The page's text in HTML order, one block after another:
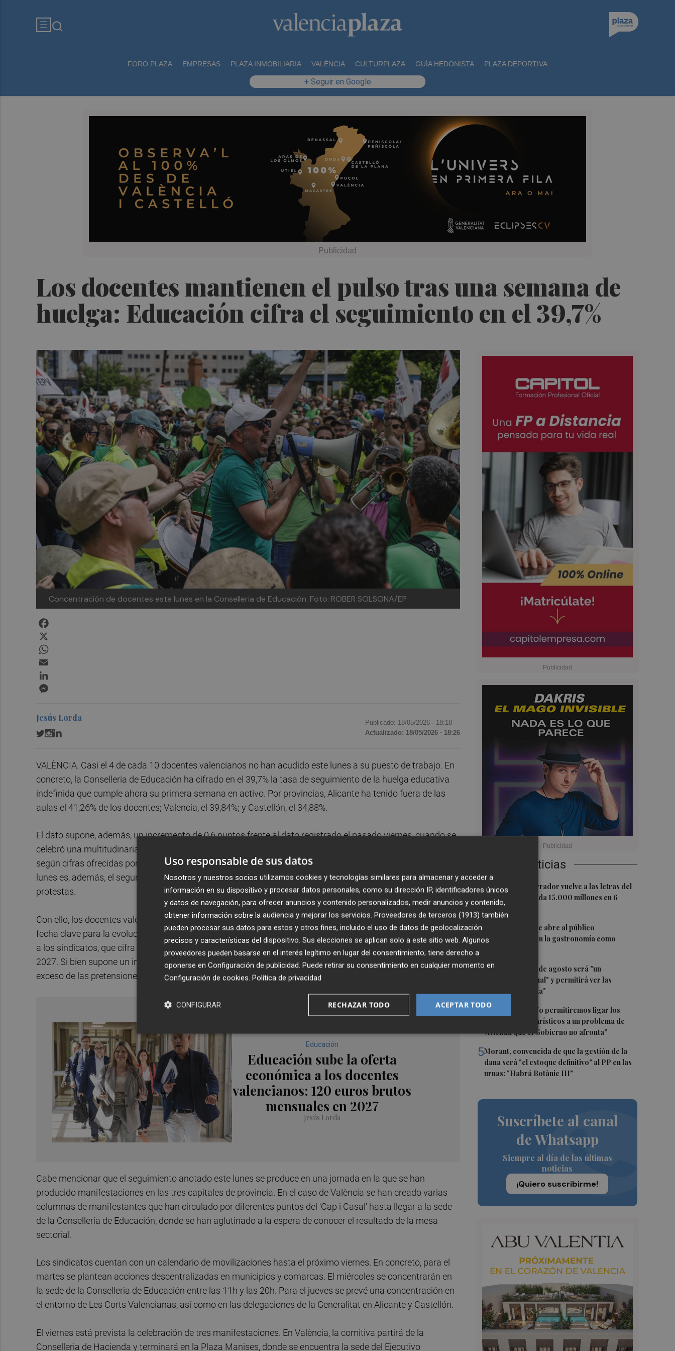
FORO PLAZA EMPRESAS PLAZA INMOBILIARIA VALÈNCIA CULTURPLAZA GUÍA HEDONISTA PLAZA DEPORTIVA
+ Seguir en Google
Los docentes mantienen el pulso tras una semana de
huelga: Educación cifra el seguimiento en el 39,7%
Concentración de docentes este lunes en la Conselleria de Educación. Foto: ROBER SOLSONA/EP
Últimas Noticias
1 El pequeño ahorrador vuelve a las letras del
Tesoro y demanda 15.000 millones en 6
meses
2
El oleoturismo se abre al público
internacional con la gastronomía como
3 El eclipse del 12 de agosto será "un
espectáculo visual" y permitirá ver las
perseidas "de día"
4Marián Cano: "No permitiremos ligar los
apartamentos turísticos a un problema de
vivienda que el Gobierno no afronta"
5Morant, convencida de que la gestión de la
dana será "el estoque definitivo" al PP en las
urnas: "Habrá Botànic III"
Suscríbete al canal
de Whatsapp
Siempre al día de las últimas
noticias
¡Quiero suscribirme!
Jesús Lorda Publicado: 18/05/2026 · 18:18
Actualizado: 18/05/2026 · 18:26
VALÈNCIA. Casi el 4 de cada 10 docentes valencianos no han acudido este lunes a su puesto de trabajo. En
concreto, la Conselleria de Educación ha cifrado en el 39,7% la tasa de seguimiento de la huelga educativa
indefinida que cumple ahora su primera semana en activo. Por provincias, Alicante ha tenido fuera de las
aulas el 41,26% de los docentes; Valencia, el 39,84%; y Castellón, el 34,88%.
El dato supone, además, un incremento de 0,6 puntos frente al dato registrado el pasado viernes, cuando se
celebró una multitudinaria manifestación en la ciudad de València que contó con más de 35.000 asistentes,
según cifras ofrecidas por la Delegación del Gobierno en la Comunitat Valenciana. El registro de este
lunes es, además, el segundo más elevado en lo que va de huelga, solo por detrás del primer día de
protestas.
Con ello, los docentes valencianos mantienen el pulso sobre la conselleria que dirigeCarmen Ortíen una
fecha clave para la evolución de esta situación. La Generalitat ha planteado este lunes una nueva propuesta
a los sindicatos, que cifra en 120 euros mensuales la subida salarial, a aplicar en dos tandas: enero y julio de
2027. Si bien supone un incremento de 45 euros frente a lo planteado hace 10 días, todavía se aleja en
exceso de las pretensiones iniciales planteadas por todos los sindicatos.
Educación
Educación sube la oferta
económica a los docentes
valencianos: 120 euros brutos
mensuales en 2027
Jesús Lorda
Cabe mencionar que el seguimiento anotado este lunes se produce en una jornada en la que se han
producido manifestaciones en las tres capitales de provincia. En el caso de València se han creado varias
columnas de manifestantes que han circulado por diferentes puntos del 'Cap i Casal' hasta llegar a la sede
de la Conselleria de Educación, donde se han aglutinado a la espera de conocer el resultado de la mesa
sectorial.
Los sindicatos cuentan con un calendario de movilizaciones hasta el próximo viernes. En concreto, para el
martes se plantean acciones descentralizadas en municipios y comarcas. El miércoles se concentrarán en
la sede de la Conselleria de Educación entre las 11h y las 20h. Para el jueves se prevé una concentración en
el entorno de Les Corts Valencianas, así como en las delegaciones de la Generalitat en Alicante y Castellón.
El viernes está prevista la celebración de tres manifestaciones. En València, la comitiva partirá de la
Conselleria de Hacienda y terminará en la Plaza Manises, donde se encuentra la sede del Ejecutivo
Uso responsable de sus datos
Nosotros y nuestros socios utilizamos cookies y tecnologías similares para almacenar y acceder a
información en su dispositivo y procesar datos personales, como su dirección IP, identificadores únicos
y datos de navegación, para ofrecer anuncios y contenido personalizados, medir anuncios y contenido,
obtener información sobre la audiencia y mejorar los servicios. Proveedores de terceros (1913) también
pueden procesar sus datos para estos y otros fines, incluido el uso de datos de geolocalización
precisos y características del dispositivo. Sus elecciones se aplican solo a este sitio web. Algunos
proveedores pueden basarse en el interés legítimo en lugar del consentimiento; tiene derecho a
oponerse en Configuración de publicidad. Puede retirar su consentimiento en cualquier momento en
Configuración de cookies. Política de privacidad
ACEPTAR TODO
RECHAZAR TODO
CONFIGURAR